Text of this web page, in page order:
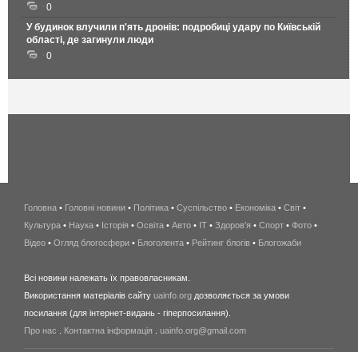
0
У будинок влучили п'ять дронів: подробиці удару по Київській
області, де загинули люди
0
беспроводной
интернет
киев
wimax
в
Головна • Головні новини • Політика • Суспільство • Економіка • Світ •
Культура • Наука • Історія • Освіта • Авто • IT • Здоров'я • Спорт • Фото •
Відео • Огляд блогосфери • Блоголента • Рейтинг блогів • Блогожаби
Всі новини належать їх правовласникам.
Використання матеріалів сайту uainfo.org дозволяється за умови
посилання (для інтернет-видань - гіперпосилання).
Про нас
Контактна інформація uainfo.org@gmail.com